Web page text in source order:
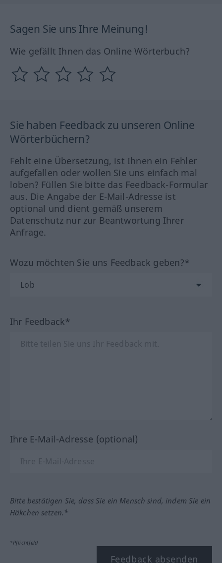
Sagen Sie uns Ihre Meinung!
Wie gefällt Ihnen das Online Wörterbuch?
Sie haben Feedback zu unseren Online
Wörterbüchern?
Fehlt eine Übersetzung, ist Ihnen ein Fehler
aufgefallen oder wollen Sie uns einfach mal
loben? Füllen Sie bitte das Feedback-Formular
aus. Die Angabe der E-Mail-Adresse ist
optional und dient gemäß unserem
Datenschutz nur zur Beantwortung Ihrer
Anfrage.
Wozu möchten Sie uns Feedback geben?*
Ihr Feedback*
Ihre E-Mail-Adresse (optional)
Bitte bestätigen Sie, dass Sie ein Mensch sind, indem Sie ein
Häkchen setzen.*
*Pflichtfeld
Feedback absenden